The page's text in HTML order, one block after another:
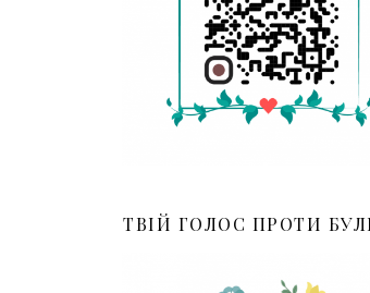
ТВІЙ ГОЛОС ПРОТИ